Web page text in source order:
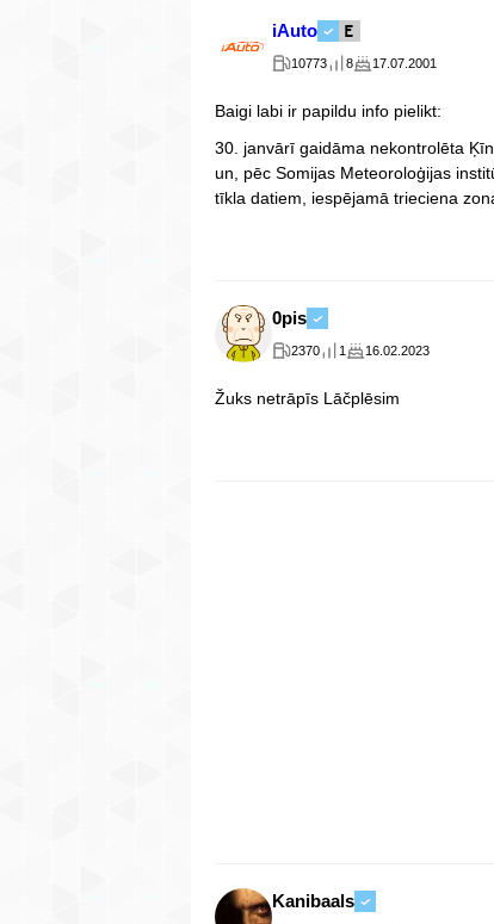
iAuto
10773 8 17.07.2001
Baigi labi ir papildu info pielikt:
30. janvārī gaidāma nekontrolēta
un, pēc Somijas Meteoroloģijas
tīkla datiem, iespējamā trieciena
0pis
2370 1 16.02.2023
Žuks netrāpīs Lāčplēsim
Kanibaals